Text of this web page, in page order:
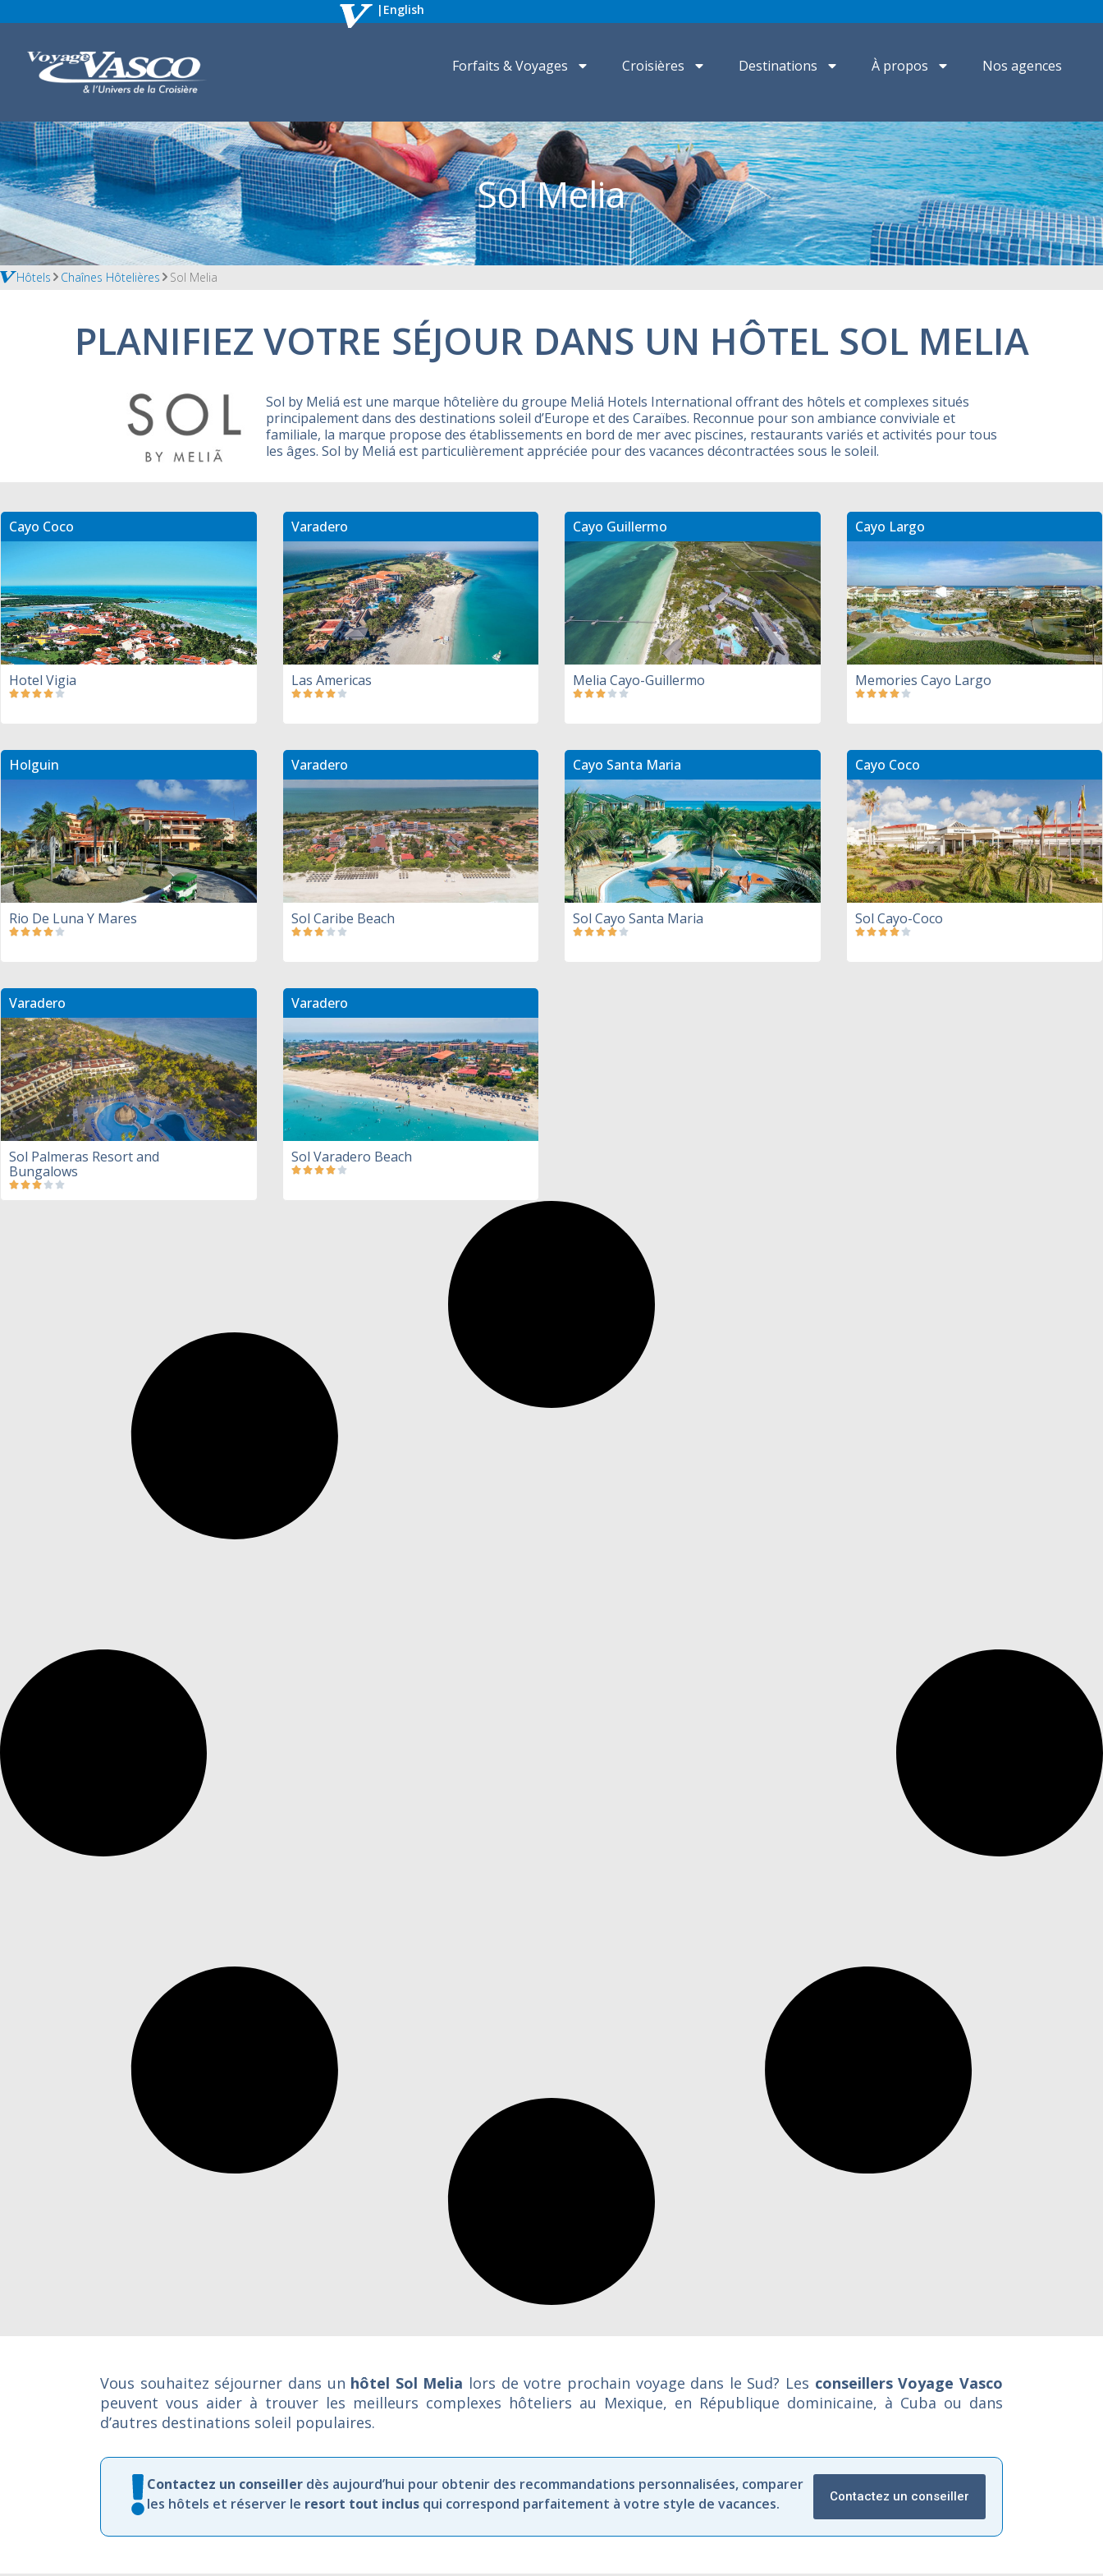
| English
Forfaits & Voyages Croisières Destinations À propos Nos agences
Sol Melia
Hôtels Chaînes Hôtelières Sol Melia
PLANIFIEZ VOTRE SÉJOUR DANS UN HÔTEL SOL MELIA
Sol by Meliá est une marque hôtelière du groupe Meliá Hotels International offrant des hôtels et complexes situés
principalement dans des destinations soleil d’Europe et des Caraïbes. Reconnue pour son ambiance conviviale et
familiale, la marque propose des établissements en bord de mer avec piscines, restaurants variés et activités pour tous
les âges. Sol by Meliá est particulièrement appréciée pour des vacances décontractées sous le soleil.
Cayo Coco
Hotel Vigia
Varadero
Las Americas
Cayo Guillermo
Melia Cayo-Guillermo
Cayo Largo
Memories Cayo Largo
Holguin
Rio De Luna Y Mares
Varadero
Sol Caribe Beach
Cayo Santa Maria
Sol Cayo Santa Maria
Cayo Coco
Sol Cayo-Coco
Varadero
Sol Palmeras Resort and
Bungalows
Varadero
Sol Varadero Beach
Vous souhaitez séjourner dans un hôtel Sol Melia lors de votre prochain voyage dans le Sud? Les conseillers Voyage Vasco
peuvent vous aider à trouver les meilleurs complexes hôteliers au Mexique, en République dominicaine, à Cuba ou dans
d’autres destinations soleil populaires.
Contactez un conseiller dès aujourd’hui pour obtenir des recommandations personnalisées, comparer
les hôtels et réserver le resort tout inclus qui correspond parfaitement à votre style de vacances. Contactez un conseiller